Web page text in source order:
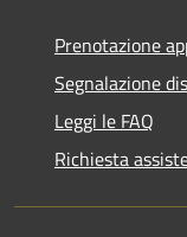
Prenotazione
Segnalazione
Leggi le FAQ
Richiesta